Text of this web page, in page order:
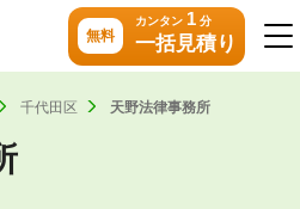
無料
カンタン 1分
一括見積り
千代田区 天野法律事務所